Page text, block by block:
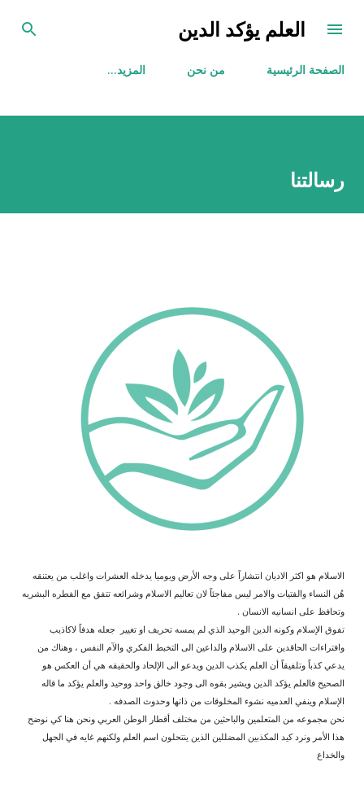
التخطي إلى المحتوى الرئيسي
العلم يؤكد الدين
الصفحة الرئيسية من نحن ‏المزيد…
رسالتنا
الاسلام هو اكثر الاديان انتشاراً على وجه الأرض ويوميا يدخله العشرات واغلب من يعتنقه
هُن النساء والفتيات والامر ليس مفاجئاً لان تعاليم الاسلام وشرائعه تتفق مع الفطره البشريه
وتحافظ على انسانيه الانسان .
تفوق الإسلام وكونه الدين الوحيد الذي لم يمسه تحريف او تغيير جعله هدفاً لاكاذيب
وافتراءات الحاقدين على الاسلام والداعين الى التخبط الفكري والآم النفس ، وهناك من
يدعي كذباً وتلفيقاً أن العلم يكذب الدين ويدعو الى الإلحاد والحقيقه هي أن العكس هو
الصحيح فالعلم يؤكد الدين ويشير بقوه الى وجود خالق واحد ووحيد والعلم يؤكد ما قاله
الإسلام وينفي العدميه نشوء المخلوقات من ذاتها وحدوث الصدفه .
نحن مجموعه من المتعلمين والباحثين من مختلف أقطار الوطن العربي ونحن هنا كي نوضح
هذا الأمر ونرد كيد المكذبين المضللين الذين ينتحلون اسم العلم ولكنهم غايه في الجهل
والخداع